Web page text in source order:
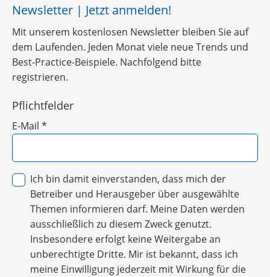
Newsletter | Jetzt anmelden!
Mit unserem kostenlosen Newsletter bleiben Sie auf
dem Laufenden. Jeden Monat viele neue Trends und
Best-Practice-Beispiele. Nachfolgend bitte
registrieren.
Pflichtfelder
E-Mail *
Ich bin damit einverstanden, dass mich der
Betreiber und Herausgeber über ausgewählte
Themen informieren darf. Meine Daten werden
ausschließlich zu diesem Zweck genutzt.
Insbesondere erfolgt keine Weitergabe an
unberechtigte Dritte. Mir ist bekannt, dass ich
meine Einwilligung jederzeit mit Wirkung für die